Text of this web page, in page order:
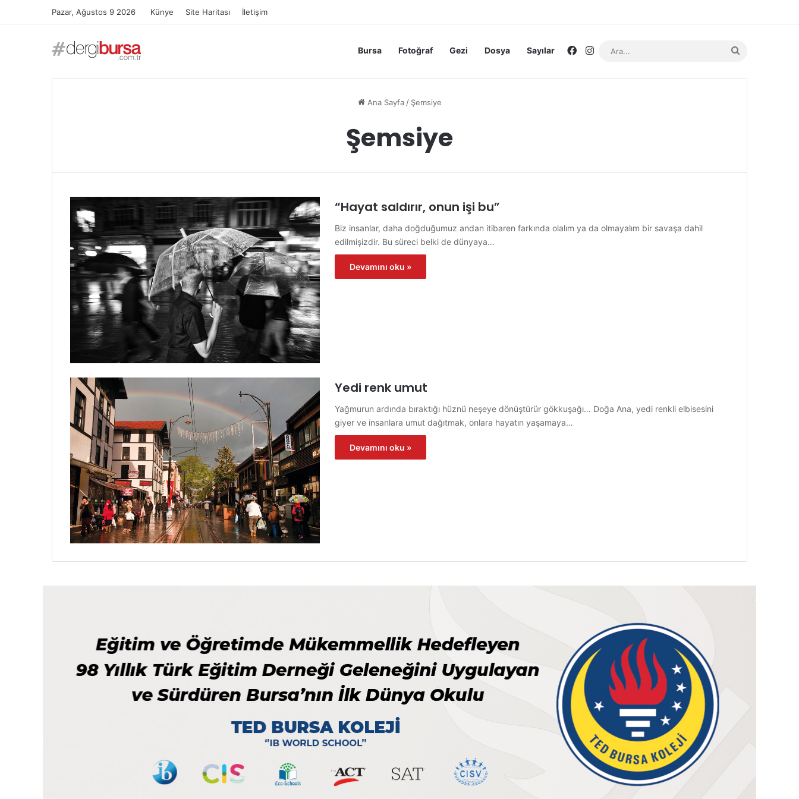
Pazar, Ağustos 9 2026 Künye Site Haritası İletişim
Bursa Fotoğraf Gezi Dosya Sayılar Facebook
Instagram
Ana Sayfa / Şemsiye
Şemsiye
“Hayat saldırır, onun işi bu”
Biz insanlar, daha doğduğumuz andan itibaren farkında olalım ya da olmayalım bir savaşa dahil
edilmişizdir. Bu süreci belki de dünyaya…
Devamını oku »
Yedi renk umut
Yağmurun ardında bıraktığı hüznü neşeye dönüştürür gökkuşağı… Doğa Ana, yedi renkli elbisesini
giyer ve insanlara umut dağıtmak, onlara hayatın yaşamaya…
Devamını oku »